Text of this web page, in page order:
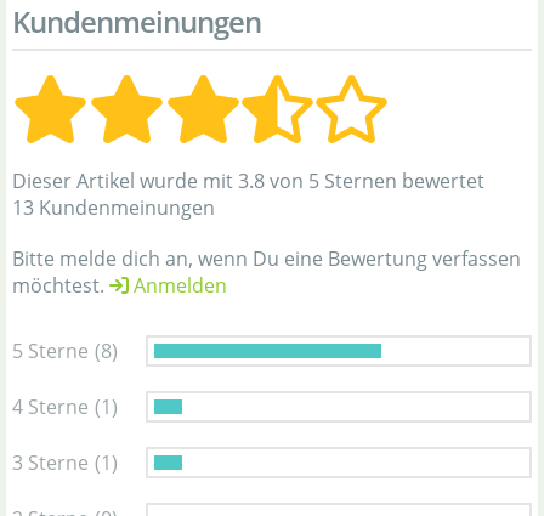
Kundenmeinungen
Dieser Artikel wurde mit 3.8 von 5 Sternen bewertet
13 Kundenmeinungen
Bitte melde dich an, wenn Du eine Bewertung verfassen
möchtest.
Anmelden
5 Sterne (8)
4 Sterne (1)
3 Sterne (1)